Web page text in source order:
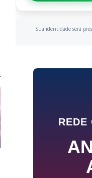
Sua identidade será
REDE